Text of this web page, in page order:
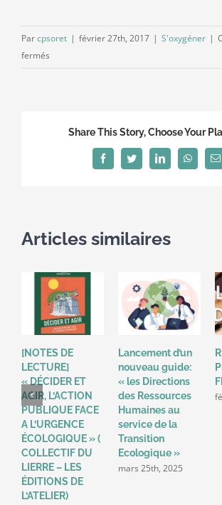
Parcpsoret | février 27th, 2017 | S'oxygéner |
fermés
Publique
Share This Story, Choose Your
FacebookTwitterLinkedIn
Articles similaires
[NOTES DE
LECTURE]
« DÉCIDER ET
AGIR, L’ACTION
PUBLIQUE FACE
A L’URGENCE
ÉCOLOGIQUE » (
COLLECTIF DU
LIERRE – LES
ÉDITIONS DE
L’ATELIER)
Lancement d’un
nouveau guide:
« les Directions
des Ressources
Humaines au
service de la
Transition
Ecologique »
mars 25th, 2025